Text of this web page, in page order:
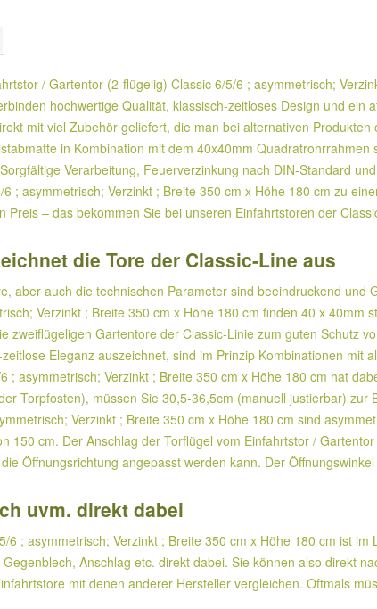
/ Gartentor (2-flügelig) Classic 6/5/6 ; asymmetrisch;
hochwertige Qualität, klassisch-zeitloses Design und ein
mit viel Zubehör geliefert, die man bei alternativen Produkten
in Kombination mit dem 40x40mm Quadratrohrrahmen
Verarbeitung, Feuerverzinkung nach DIN-Standard
asymmetrisch; Verzinkt ; Breite 350 cm x Höhe 180 cm zu
– das bekommen Sie bei unseren Einfahrtstoren der
die Tore der Classic-Line aus
aber auch die technischen Parameter sind beeindruckend und
Verzinkt ; Breite 350 cm x Höhe 180 cm finden 40 x 40mm
Gartentore der Classic-Linie zum guten Schutz
Eleganz auszeichnet, sind im Prinzip Kombinationen mit
asymmetrisch; Verzinkt ; Breite 350 cm x Höhe 180 cm hat
Torpfosten), müssen Sie 30,5-36,5cm (manuell justierbar) zur
Verzinkt ; Breite 350 cm x Höhe 180 cm sind
cm. Der Anschlag der Torflügel vom Einfahrtstor /
Öffnungsrichtung angepasst werden kann. Der
uvm. direkt dabei
; asymmetrisch; Verzinkt ; Breite 350 cm x Höhe 180 cm ist im
Anschlag etc. direkt dabei. Sie können also direkt
mit denen anderer Hersteller vergleichen. Oftmals